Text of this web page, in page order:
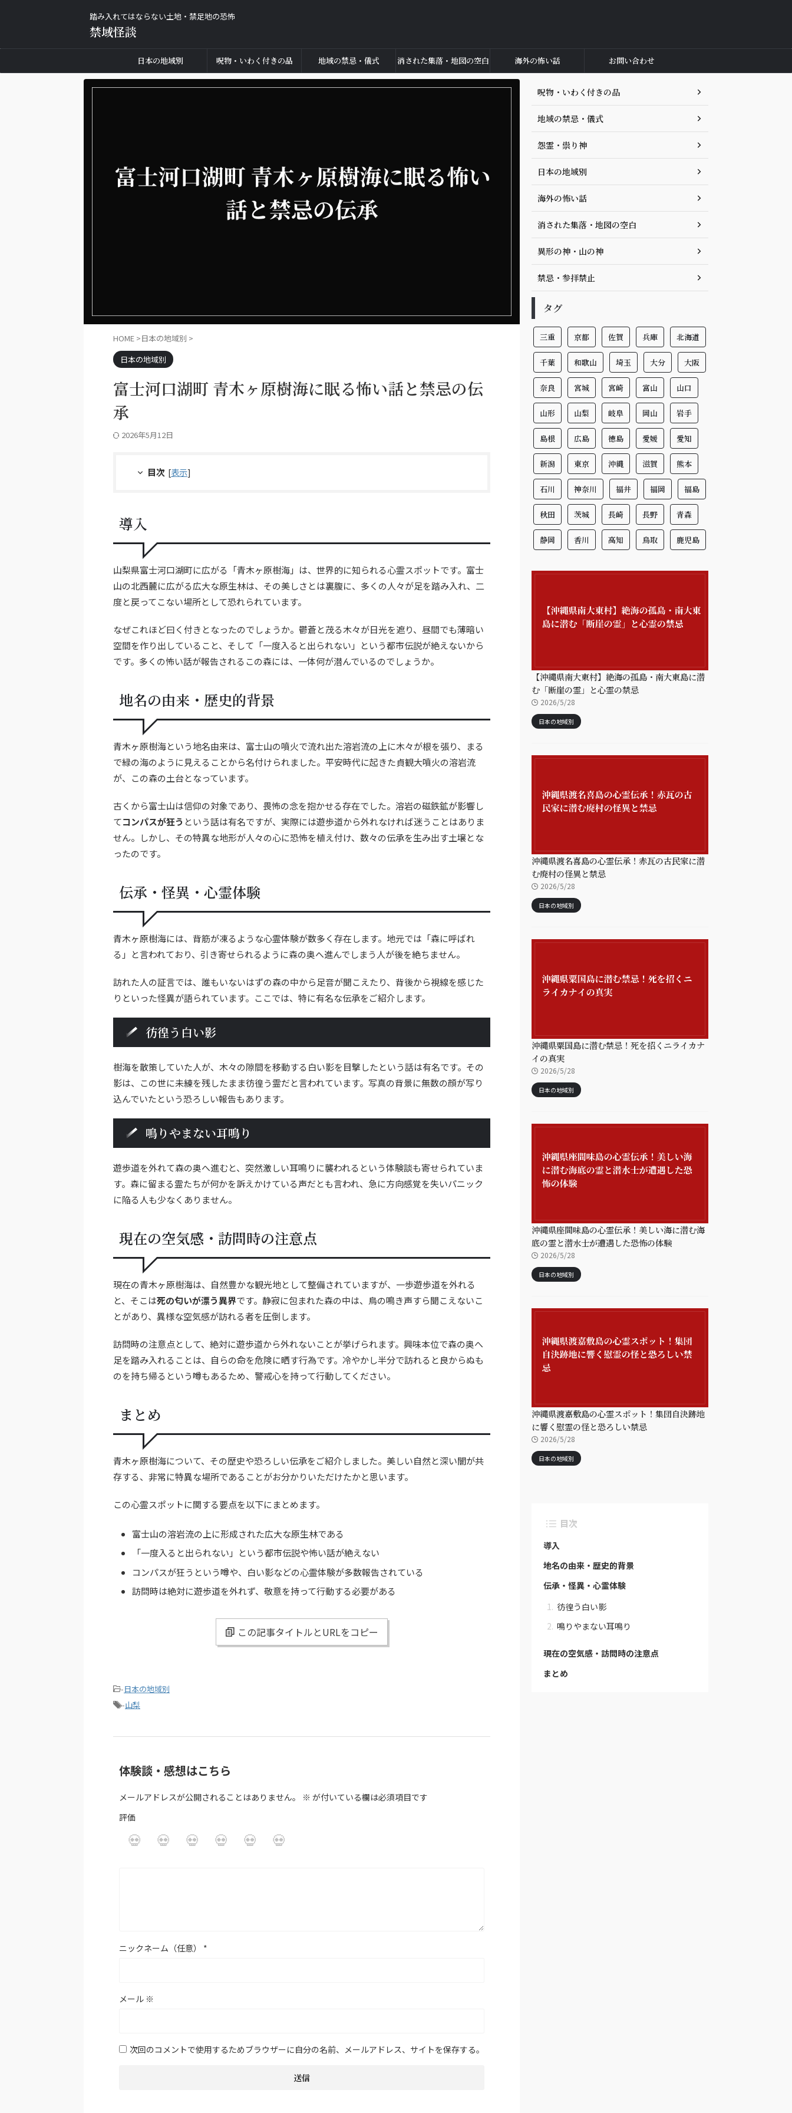
踏み入れてはならない土地・禁足地の恐怖
禁域怪談
日本の地域別 呪物・いわく付きの品 地域の禁忌・儀式 消された集落・地図の空白 海外の怖い話 お問い合わせ
HOME >日本の地域別 >
日本の地域別
富士河口湖町 青木ヶ原樹海に眠る怖い話と禁忌の伝
承
2026年5月12日
目次 [表示]
導入
山梨県富士河口湖町に広がる「青木ヶ原樹海」は、世界的に知られる心霊スポットです。富士
山の北西麓に広がる広大な原生林は、その美しさとは裏腹に、多くの人々が足を踏み入れ、二
度と戻ってこない場所として恐れられています。
なぜこれほど曰く付きとなったのでしょうか。鬱蒼と茂る木々が日光を遮り、昼間でも薄暗い
空間を作り出していること、そして「一度入ると出られない」という都市伝説が絶えないから
です。多くの怖い話が報告されるこの森には、一体何が潜んでいるのでしょうか。
地名の由来・歴史的背景
青木ヶ原樹海という地名由来は、富士山の噴火で流れ出た溶岩流の上に木々が根を張り、まる
で緑の海のように見えることから名付けられました。平安時代に起きた貞観大噴火の溶岩流
が、この森の土台となっています。
古くから富士山は信仰の対象であり、畏怖の念を抱かせる存在でした。溶岩の磁鉄鉱が影響し
てコンパスが狂う という話は有名ですが、実際には遊歩道から外れなければ迷うことはありま
せん。しかし、その特異な地形が人々の心に恐怖を植え付け、数々の伝承を生み出す土壌とな
ったのです。
伝承・怪異・心霊体験
青木ヶ原樹海には、背筋が凍るような心霊体験が数多く存在します。地元では「森に呼ばれ
る」と言われており、引き寄せられるように森の奥へ進んでしまう人が後を絶ちません。
訪れた人の証言では、誰もいないはずの森の中から足音が聞こえたり、背後から視線を感じた
りといった怪異が語られています。ここでは、特に有名な伝承をご紹介します。
彷徨う白い影
樹海を散策していた人が、木々の隙間を移動する白い影を目撃したという話は有名です。その
影は、この世に未練を残したまま彷徨う霊だと言われています。写真の背景に無数の顔が写り
込んでいたという恐ろしい報告もあります。
鳴りやまない耳鳴り
遊歩道を外れて森の奥へ進むと、突然激しい耳鳴りに襲われるという体験談も寄せられていま
す。森に留まる霊たちが何かを訴えかけている声だとも言われ、急に方向感覚を失いパニック
に陥る人も少なくありません。
現在の空気感・訪問時の注意点
現在の青木ヶ原樹海は、自然豊かな観光地として整備されていますが、一歩遊歩道を外れる
と、そこは死の匂いが漂う異界です。静寂に包まれた森の中は、鳥の鳴き声すら聞こえないこ
とがあり、異様な空気感が訪れる者を圧倒します。
訪問時の注意点として、絶対に遊歩道から外れないことが挙げられます。興味本位で森の奥へ
足を踏み入れることは、自らの命を危険に晒す行為です。冷やかし半分で訪れると良からぬも
のを持ち帰るという噂もあるため、警戒心を持って行動してください。
まとめ
青木ヶ原樹海について、その歴史や恐ろしい伝承をご紹介しました。美しい自然と深い闇が共
存する、非常に特異な場所であることがお分かりいただけたかと思います。
この心霊スポットに関する要点を以下にまとめます。
富士山の溶岩流の上に形成された広大な原生林である
「一度入ると出られない」という都市伝説や怖い話が絶えない
コンパスが狂うという噂や、白い影などの心霊体験が多数報告されている
訪問時は絶対に遊歩道を外れず、敬意を持って行動する必要がある
この記事タイトルとURLをコピー
-日本の地域別
-山梨
体験談・感想はこちら
メールアドレスが公開されることはありません。 ※ が付いている欄は必須項目です
評価
ニックネーム（任意） *
メール ※
次回のコメントで使用するためブラウザーに自分の名前、メールアドレス、サイトを保存する。
呪物・いわく付きの品
地域の禁忌・儀式
怨霊・祟り神
日本の地域別
海外の怖い話
消された集落・地図の空白
異形の神・山の神
禁忌・参拝禁止
タグ
三重 京都 佐賀 兵庫 北海道
千葉 和歌山 埼玉 大分 大阪
奈良 宮城 宮崎 富山 山口
山形 山梨 岐阜 岡山 岩手
島根 広島 徳島 愛媛 愛知
新潟 東京 沖縄 滋賀 熊本
石川 神奈川 福井 福岡 福島
秋田 茨城 長崎 長野 青森
静岡 香川 高知 鳥取 鹿児島
【沖縄県南大東村】絶海の孤島・南大東島に潜
む「断崖の霊」と心霊の禁忌
2026/5/28
日本の地域別
沖縄県渡名喜島の心霊伝承！赤瓦の古民家に潜
む廃村の怪異と禁忌
2026/5/28
日本の地域別
沖縄県粟国島に潜む禁忌！死を招くニライカナ
イの真実
2026/5/28
日本の地域別
沖縄県座間味島の心霊伝承！美しい海に潜む海
底の霊と潜水士が遭遇した恐怖の体験
2026/5/28
日本の地域別
沖縄県渡嘉敷島の心霊スポット！集団自決跡地
に響く慰霊の怪と恐ろしい禁忌
2026/5/28
日本の地域別
目次
導入
地名の由来・歴史的背景
伝承・怪異・心霊体験
彷徨う白い影
鳴りやまない耳鳴り
現在の空気感・訪問時の注意点
まとめ